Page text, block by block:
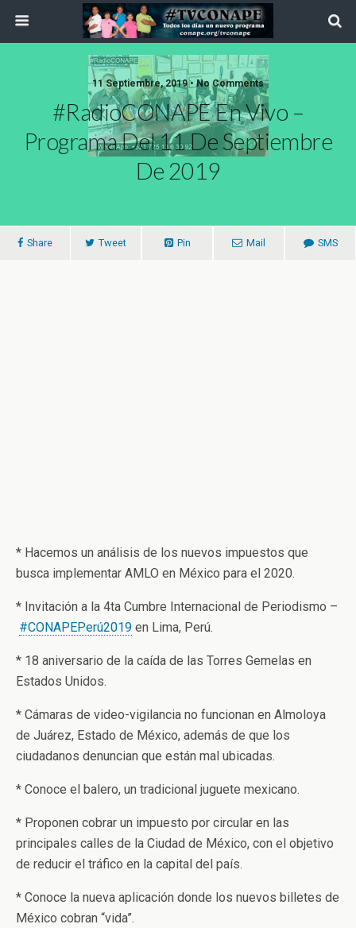
11 Septiembre, 2019 • No Comments
#RadioCONAPE En Vivo –
Programa Del 11 De Septiembre
De 2019
Share Tweet Pin Mail SMS
* Hacemos un análisis de los nuevos impuestos que
busca implementar AMLO en México para el 2020.
* Invitación a la 4ta Cumbre Internacional de Periodismo –
#CONAPEPerú2019 en Lima, Perú.
* 18 aniversario de la caída de las Torres Gemelas en
Estados Unidos.
* Cámaras de video-vigilancia no funcionan en Almoloya
de Juárez, Estado de México, además de que los
ciudadanos denuncian que están mal ubicadas.
* Conoce el balero, un tradicional juguete mexicano.
* Proponen cobrar un impuesto por circular en las
principales calles de la Ciudad de México, con el objetivo
de reducir el tráfico en la capital del país.
* Conoce la nueva aplicación donde los nuevos billetes de
México cobran “vida”.